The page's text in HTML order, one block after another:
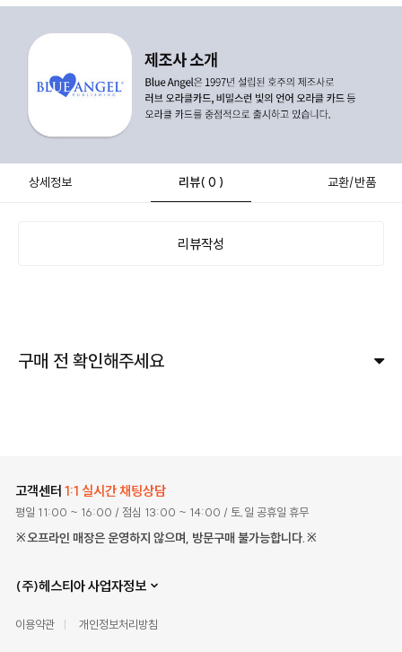
상세정보 리뷰( 0 ) 교환/반품
리뷰작성
구매 전 확인해주세요
고객센터 1:1 실시간 채팅상담
평일 11:00 ~ 16:00 / 점심 13:00 ~ 14:00 / 토,일 공휴일 휴무
※오프라인 매장은 운영하지 않으며, 방문구매 불가능합니다.※
(주)헤스티아 사업자정보
이용약관 개인정보처리방침